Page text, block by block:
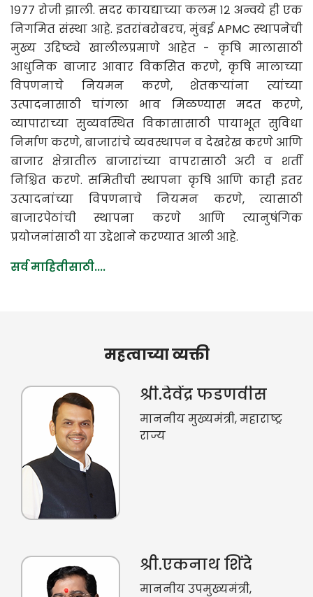
१९७७ रोजी झाली. सदर कायद्याच्या कलम १२ अन्वये ही एक
निगमित संस्था आहे. इतरांबरोबरच, मुंबई APMC स्थापनेची
मुख्य उद्दिष्ट्ये खालीलप्रमाणे आहेत - कृषि मालासाठी
आधुनिक बाजार आवार विकसित करणे, कृषि मालाच्या
विपणनाचे नियमन करणे, शेतकऱ्यांना त्यांच्या
उत्पादनासाठी चांगला भाव मिळण्यास मदत करणे,
व्यापाराच्या सुव्यवस्थित विकासासाठी पायाभूत सुविधा
निर्माण करणे, बाजारांचे व्यवस्थापन व देखरेख करणे आणि
बाजार क्षेत्रातील बाजारांच्या वापरासाठी अटी व शर्ती
निश्चित करणे. समितीची स्थापना कृषि आणि काही इतर
उत्पादनांच्या विपणनाचे नियमन करणे, त्यासाठी
बाजारपेठांची स्थापना करणे आणि त्यानुषंगिक
प्रयोजनांसाठी या उद्देशाने करण्यात आली आहे.
सर्व माहितीसाठी....
महत्वाच्या व्यक्ती